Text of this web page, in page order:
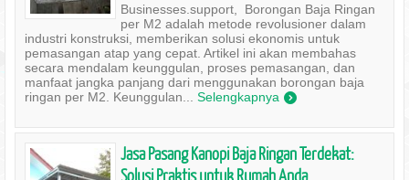
Businesses.support, Borongan Baja Ringan
per M2 adalah metode revolusioner dalam
industri konstruksi, memberikan solusi ekonomis untuk
pemasangan atap yang cepat. Artikel ini akan membahas
secara mendalam keunggulan, proses pemasangan, dan
manfaat jangka panjang dari menggunakan borongan baja
ringan per M2. Keunggulan... Selengkapnya )
Jasa Pasang Kanopi Baja Ringan Terdekat:
Solusi Praktis untuk Rumah Anda